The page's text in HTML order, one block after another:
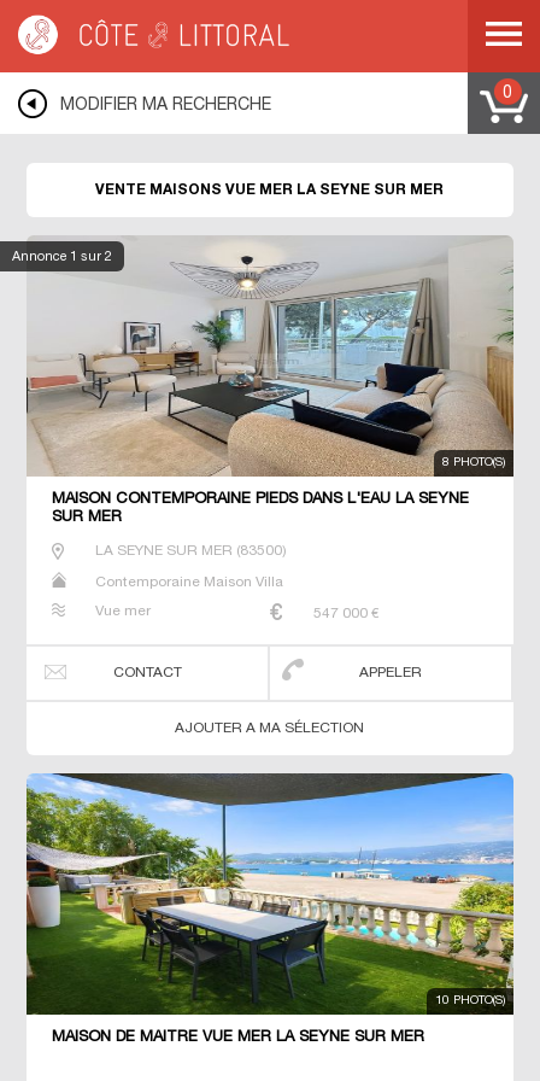
COTE D AZUR> VAR >LA SEYNE SUR MER
MODIFIER MA RECHERCHE
0
Annonce 1 sur 2
VENTE MAISONS VUE MER LA SEYNE SUR MER
8 PHOTO(S)
MAISON CONTEMPORAINE PIEDS DANS L'EAU LA SEYNE
SUR MER
LA SEYNE SUR MER (83500)
Contemporaine Maison Villa
Vue mer 547 000 €
CONTACT APPELER
AJOUTER A MA SÉLECTION
10 PHOTO(S)
MAISON DE MAÎTRE VUE MER LA SEYNE SUR MER